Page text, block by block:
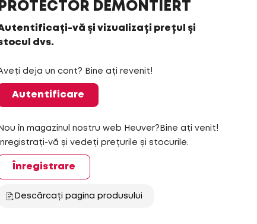
PROTECTOR DEMONTIERT
vă și vizualizați prețul și
dvs.
deja un cont? Bine ați revenit!
Autentificare
Nou în magazinul nostru web Heuver?Bine ați venit!
Înregistrați-vă și vedeți prețurile și stocurile.
Înregistrare
Descărcați pagina produsului